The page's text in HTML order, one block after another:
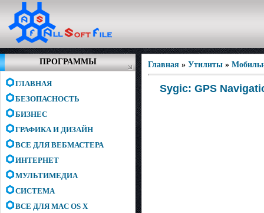
ПРОГРАММЫ
ГЛАВНАЯ
БЕЗОПАСНОСТЬ
БИЗНЕС
ГРАФИКА И ДИЗАЙН
ВСЕ ДЛЯ ВЕБМАСТЕРА
ИНТЕРНЕТ
МУЛЬТИМЕДИА
СИСТЕМА
ВСЕ ДЛЯ MAC OS X
Главная » Утилиты »
Sygic: GPS